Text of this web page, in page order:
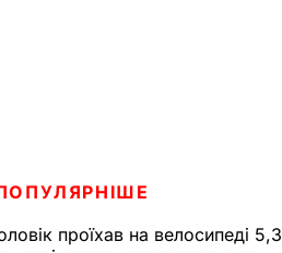
проїхав на велосипеді 5,3